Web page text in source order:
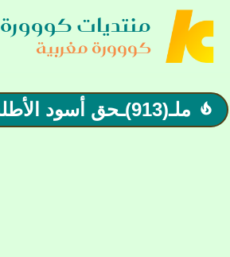
منتديات كووورة
كووورة مغربية
 ملـ(913)ـحق أسود الأطلس-رابع العـ(4)ـالم| نطوي صفحة الكان و نفتح صفحة المونديال. ..